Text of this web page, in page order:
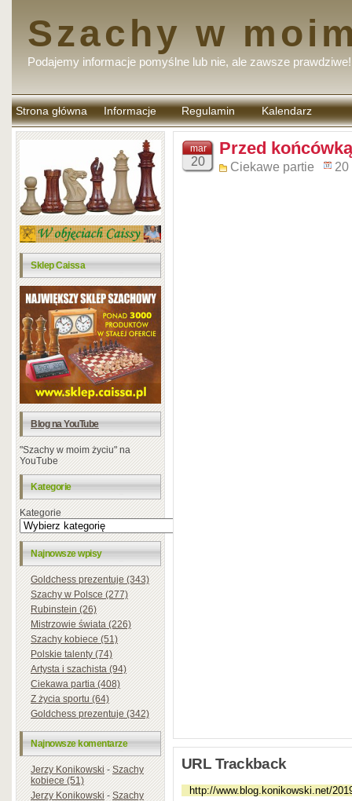
Szachy w
Podajemy informacje pomyślne lub nie, ale zawsze prawdziwe!
Strona główna Informacje Regulamin
komentarzy
Kalendarz
Sklep Caissa
Blog na YouTube
"Szachy w moim życiu" na
YouTube
Kategorie
Kategorie
Najnowsze wpisy
Goldchess prezentuje (343)
Szachy w Polsce (277)
Rubinstein (26)
Mistrzowie świata (226)
Szachy kobiece (51)
Polskie talenty (74)
Artysta i szachista (94)
Ciekawa partia (408)
Z życia sportu (64)
Goldchess prezentuje (342)
Najnowsze komentarze
Jerzy Konikowski-Szachy
kobiece (51)
Jerzy Konikowski-Szachy
mar
20
Przed
Ciekawe partie 20
URL Trackback